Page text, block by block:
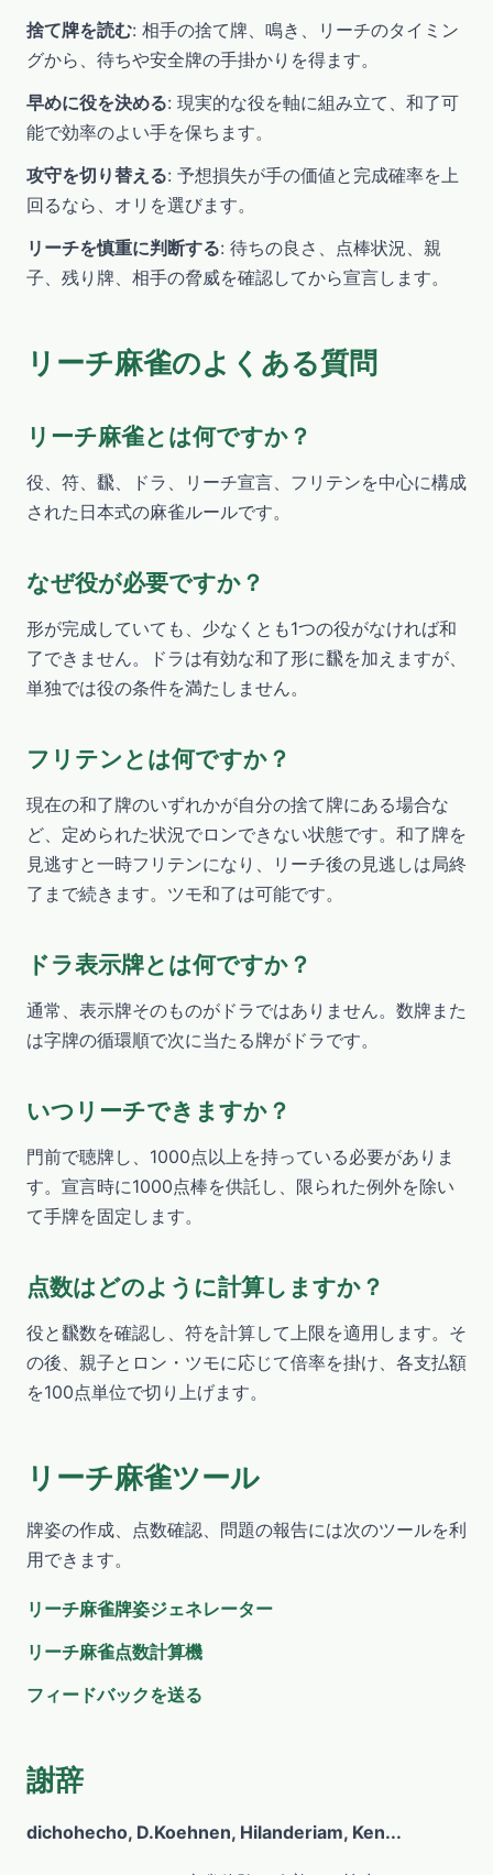
捨て牌を読む: 相手の捨て牌、鳴き、リーチのタイミン
グから、待ちや安全牌の手掛かりを得ます。
早めに役を決める: 現実的な役を軸に組み立て、和了可
能で効率のよい手を保ちます。
攻守を切り替える: 予想損失が手の価値と完成確率を上
回るなら、オリを選びます。
リーチを慎重に判断する: 待ちの良さ、点棒状況、親
子、残り牌、相手の脅威を確認してから宣言します。
リーチ麻雀のよくある質問
リーチ麻雀とは何ですか？
役、符、飜、ドラ、リーチ宣言、フリテンを中心に構成
された日本式の麻雀ルールです。
なぜ役が必要ですか？
形が完成していても、少なくとも1つの役がなければ和
了できません。ドラは有効な和了形に飜を加えますが、
単独では役の条件を満たしません。
フリテンとは何ですか？
現在の和了牌のいずれかが自分の捨て牌にある場合な
ど、定められた状況でロンできない状態です。和了牌を
見逃すと一時フリテンになり、リーチ後の見逃しは局終
了まで続きます。ツモ和了は可能です。
ドラ表示牌とは何ですか？
通常、表示牌そのものがドラではありません。数牌また
は字牌の循環順で次に当たる牌がドラです。
いつリーチできますか？
門前で聴牌し、1000点以上を持っている必要がありま
す。宣言時に1000点棒を供託し、限られた例外を除い
て手牌を固定します。
点数はどのように計算しますか？
役と飜数を確認し、符を計算して上限を適用します。そ
の後、親子とロン・ツモに応じて倍率を掛け、各支払額
を100点単位で切り上げます。
リーチ麻雀ツール
牌姿の作成、点数確認、問題の報告には次のツールを利
用できます。
リーチ麻雀牌姿ジェネレーター
リーチ麻雀点数計算機
フィードバックを送る
謝辞
dichohecho, D.Koehnen, Hilanderiam, Ken...